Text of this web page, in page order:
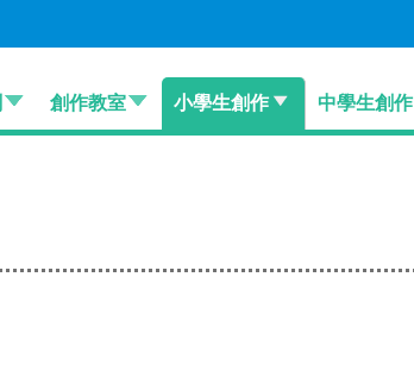
創作教室 小學生創作 中學生創作